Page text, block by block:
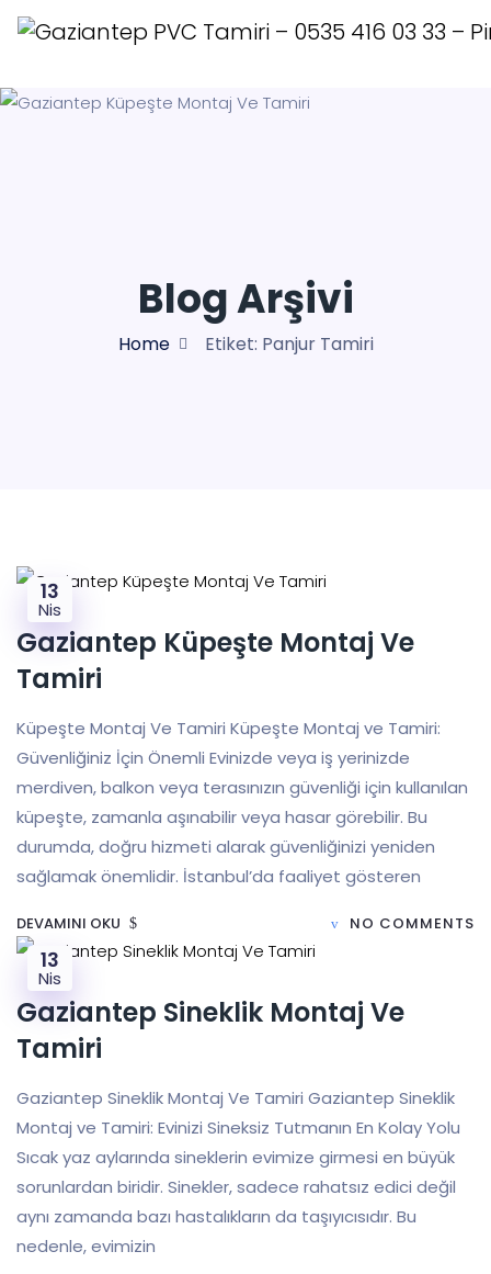
Blog Arşivi
Home Etiket: Panjur Tamiri
13
Nis
Gaziantep Küpeşte Montaj Ve
Tamiri
Küpeşte Montaj Ve Tamiri Küpeşte Montaj ve Tamiri:
Güvenliğiniz İçin Önemli Evinizde veya iş yerinizde
merdiven, balkon veya terasınızın güvenliği için kullanılan
küpeşte, zamanla aşınabilir veya hasar görebilir. Bu
durumda, doğru hizmeti alarak güvenliğinizi yeniden
sağlamak önemlidir. İstanbul’da faaliyet gösteren
DEVAMINI OKU NO COMMENTS
13
Nis
Gaziantep Sineklik Montaj Ve
Tamiri
Gaziantep Sineklik Montaj Ve Tamiri Gaziantep Sineklik
Montaj ve Tamiri: Evinizi Sineksiz Tutmanın En Kolay Yolu
Sıcak yaz aylarında sineklerin evimize girmesi en büyük
sorunlardan biridir. Sinekler, sadece rahatsız edici değil
aynı zamanda bazı hastalıkların da taşıyıcısıdır. Bu
nedenle, evimizin